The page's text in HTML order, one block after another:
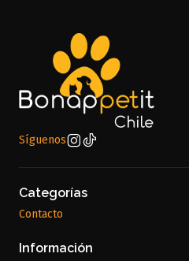
Síguenos
Categorías
Contacto
Información